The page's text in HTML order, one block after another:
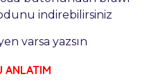
indirebilirsiniz
varsa yazsın
ANLATIM